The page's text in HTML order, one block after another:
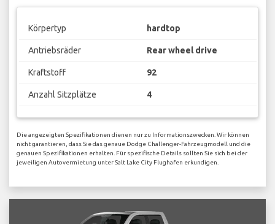
Körpertyp hardtop
Antriebsräder Rear wheel drive
Kraftstoff 92
Anzahl Sitzplätze 4
Die angezeigten Spezifikationen dienen nur zu Informationszwecken. Wir können
nicht garantieren, dass Sie das genaue Dodge Challenger-Fahrzeugmodell und die
genauen Spezifikationen erhalten. Für spezifische Details sollten Sie sich bei der
jeweiligen Autovermietung unter Salt Lake City Flughafen erkundigen.